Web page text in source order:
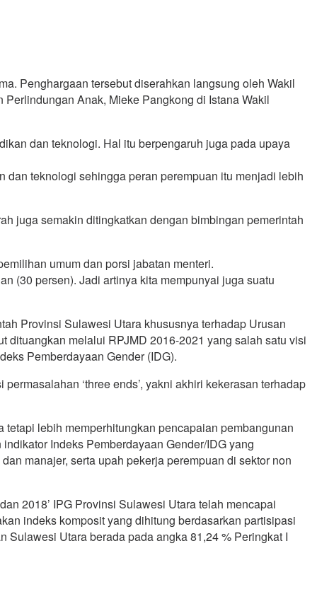
Penghargaan tersebut diserahkan langsung oleh Wakil
Anak, Mieke Pangkong di Istana Wakil
dan teknologi. Hal itu berpengaruh juga pada upaya
dan teknologi sehingga peran perempuan itu menjadi lebih
juga semakin ditingkatkan dengan bimbingan pemerintah
umum dan porsi jabatan menteri.
(30 persen). Jadi artinya kita mempunyai juga suatu
Provinsi Sulawesi Utara khususnya terhadap Urusan
melalui RPJMD 2016-2021 yang salah satu visi
Pemberdayaan Gender (IDG).
‘three ends’, yakni akhiri kekerasan terhadap
lebih memperhitungkan pencapaian pembangunan
Indeks Pemberdayaan Gender/IDG yang
manajer, serta upah pekerja perempuan di sektor non
2018’ IPG Provinsi Sulawesi Utara telah mencapai
indeks komposit yang dihitung berdasarkan partisipasi
Sulawesi Utara berada pada angka 81,24 % Peringkat I